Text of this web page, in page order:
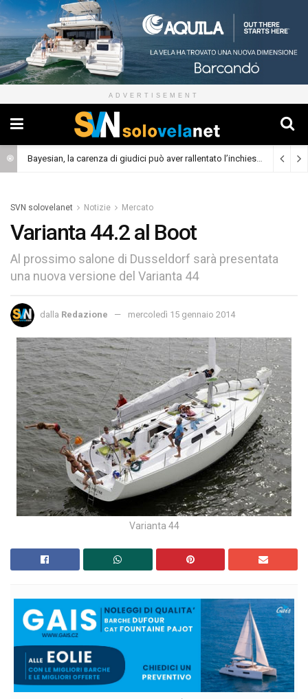
ADVERTISEMENT
Bayesian, la carenza di giudici può aver rallentato l’inchiesta (Cronaca)
SVN solovelanet Notizie Mercato
Varianta 44.2 al Boot
Al prossimo salone di Dusseldorf sarà presentata
una nuova versione del Varianta 44
dalla Redazione mercoledì 15 gennaio 2014
Varianta 44